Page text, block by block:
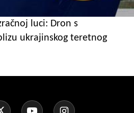
luci: Dron s
ukrajinskog teretnog